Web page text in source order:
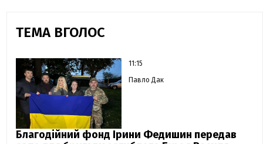
ТЕМА ВГОЛОС
11:15
Павло Дак
Благодійний фонд Ірини Федишин передав